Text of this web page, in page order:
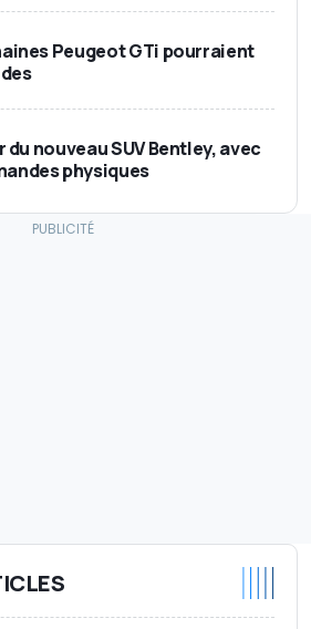
Peugeot GTi pourraient
du nouveau SUV Bentley, avec
physiques